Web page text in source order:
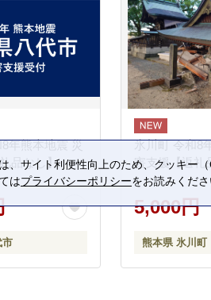
年熊本地震 災
品なし】
市
氷川町 令和8
害支援【返礼
5,000円
熊本県 氷川町
、サイト利便性向上のため、クッキー
はプライバシーポリシーをお読みくださ